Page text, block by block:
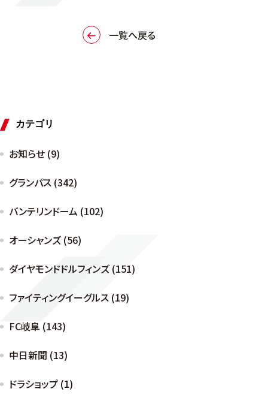
一覧へ戻る
カテゴリ
お知らせ (9)
グランパス (342)
バンテリンドーム (102)
オーシャンズ (56)
ダイヤモンドドルフィンズ (151)
ファイティングイーグルス (19)
FC岐阜 (143)
中日新聞 (13)
ドラショップ (1)